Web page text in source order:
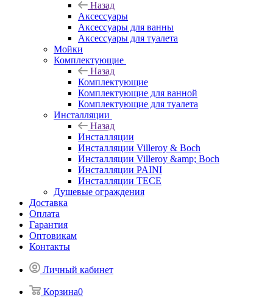
Назад
Аксессуары
Аксессуары для ванны
Аксессуары для туалета
Мойки
Комплектующие
Назад
Комплектующие
Комплектующие для ванной
Комплектующие для туалета
Инсталляции
Назад
Инсталляции
Инсталляции Villeroy & Boch
Инсталляции Villeroy &amp; Boch
Инсталляции PAINI
Инсталляции TECE
Душевые ограждения
Доставка
Оплата
Гарантия
Оптовикам
Контакты
Личный кабинет
Корзина0